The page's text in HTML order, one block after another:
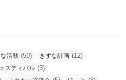
活動 (50) きずな計画 (12)
スティバル (3)